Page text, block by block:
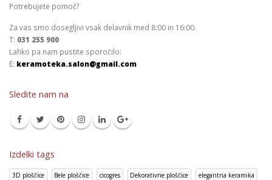
Potrebujete pomoč?
Za vas smo dosegljivi vsak delavnik med 8:00 in 16:00.
T: 031 255 900
Lahko pa nam pustite sporočilo:
E: keramoteka.salon@gmail.com
Sledite nam na
Izdelki tags
3D ploščice Bele ploščice cicogres Dekorativne ploščice elegantna keramika